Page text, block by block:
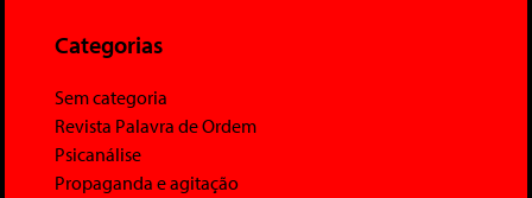
Categorias
Sem categoria
Revista Palavra de Ordem
Psicanálise
Propaganda e agitação